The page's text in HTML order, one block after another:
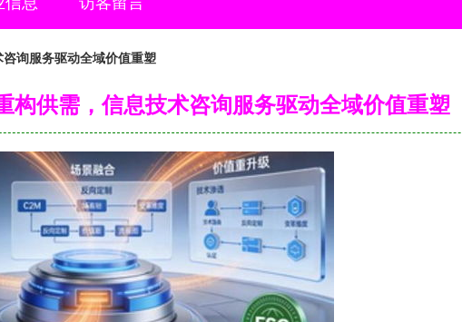
询服务驱动全域价值重塑
构供需，信息技术咨询服务驱动全域价值重塑